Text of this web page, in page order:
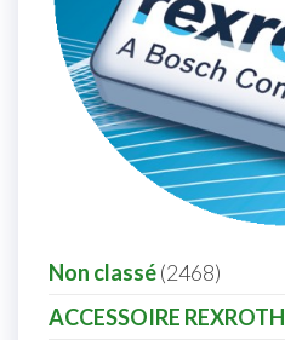
Non classé 2468
ACCESSOIRE REXROTH